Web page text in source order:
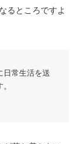
るところですよ
日常生活を送